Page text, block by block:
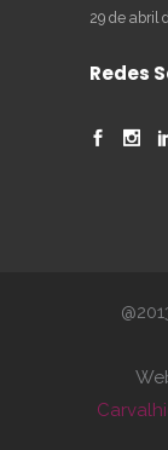
29 de abril
Redes